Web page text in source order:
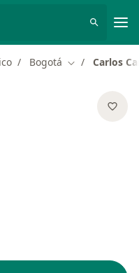
Bogotá Cambiar de
Carlos